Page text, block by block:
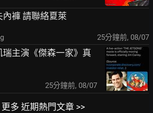
內褲 請聯絡夏萊
25分鐘前, 08/07
瑞主演《傑森一家》真
25分鐘前, 08/07
更多 近期熱門文章 >>